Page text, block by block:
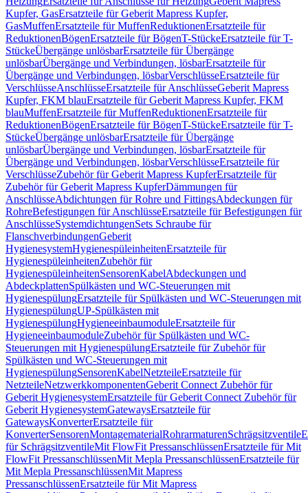
Kupfer, GasErsatzteile für Geberit Mapress Kupfer,
GasMuffenErsatzteile für MuffenReduktionenErsatzteile für
ReduktionenBögenErsatzteile für BögenT-StückeErsatzteile für T-
StückeÜbergänge unlösbarErsatzteile für Übergänge
unlösbarÜbergänge und Verbindungen, lösbarErsatzteile für
Übergänge und Verbindungen, lösbarVerschlüsseErsatzteile für
VerschlüsseAnschlüsseErsatzteile für AnschlüsseGeberit Mapress
Kupfer, FKM blauErsatzteile für Geberit Mapress Kupfer, FKM
blauMuffenErsatzteile für MuffenReduktionenErsatzteile für
ReduktionenBögenErsatzteile für BögenT-StückeErsatzteile für T-
StückeÜbergänge unlösbarErsatzteile für Übergänge
unlösbarÜbergänge und Verbindungen, lösbarErsatzteile für
Übergänge und Verbindungen, lösbarVerschlüsseErsatzteile für
VerschlüsseZubehör für Geberit Mapress KupferErsatzteile für
Zubehör für Geberit Mapress KupferDämmungen für
AnschlüsseAbdichtungen für Rohre und FittingsAbdeckungen für
RohreBefestigungen für AnschlüsseErsatzteile für Befestigungen für
AnschlüsseSystemdichtungenSets Schraube für
FlanschverbindungenGeberit
HygienesystemHygienespüleinheitenErsatzteile für
HygienespüleinheitenZubehör für
HygienespüleinheitenSensorenKabelAbdeckungen und
AbdeckplattenSpülkästen und WC-Steuerungen mit
HygienespülungErsatzteile für Spülkästen und WC-Steuerungen mit
HygienespülungUP-Spülkästen mit
HygienespülungHygieneeinbaumoduleErsatzteile für
HygieneeinbaumoduleZubehör für Spülkästen und WC-
Steuerungen mit HygienespülungErsatzteile für Zubehör für
Spülkästen und WC-Steuerungen mit
HygienespülungSensorenKabelNetzteileErsatzteile für
NetzteileNetzwerkkomponentenGeberit Connect Zubehör für
Geberit HygienesystemErsatzteile für Geberit Connect Zubehör für
Geberit HygienesystemGatewaysErsatzteile für
GatewaysKonverterErsatzteile für
KonverterSensorenMontagematerialRohrarmaturenSchrägsitzventile
für SchrägsitzventileMit FlowFit PressanschlüssenErsatzteile für Mit
FlowFit PressanschlüssenMit Mepla PressanschlüssenErsatzteile für
Mit Mepla PressanschlüssenMit Mapress
PressanschlüssenErsatzteile für Mit Mapress